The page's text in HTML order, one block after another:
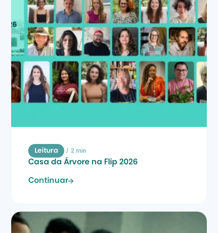
Leitura / 2 min
Casa da Árvore na Flip 2026
Continuar